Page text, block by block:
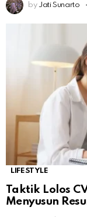
by Jati Sunarto
LIFESTYLE
Taktik Lolos
Menyusun